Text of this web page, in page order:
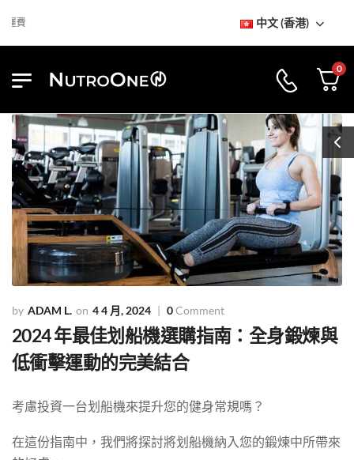
到訪NutroOne陳列室 免基本運費
中文 (香港)
0
ADAM L. 4 4 月, 2024 0Comment
2024 年最佳划船機選購指南：全身鍛煉與
低衝擊運動的完美結合
考慮投資一台划船機來提升您的健身常規嗎？
在這份指南中，我們將探討將划船機納入您的鍛煉中所帶來